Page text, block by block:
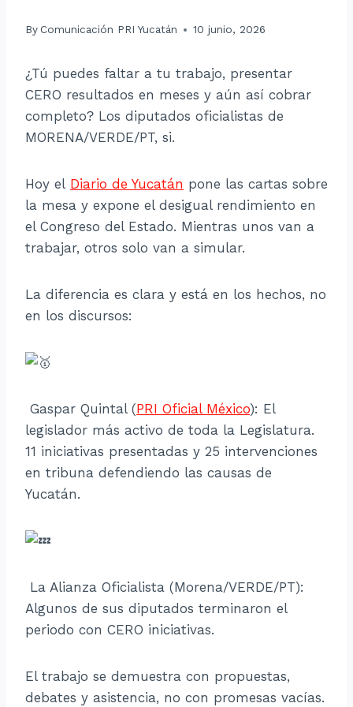
By Comunicación PRI Yucatán 10 junio, 2026
¿Tú puedes faltar a tu trabajo, presentar
CERO resultados en meses y aún así cobrar
completo? Los diputados oficialistas de
MORENA/VERDE/PT, si.
Hoy el Diario de Yucatán pone las cartas sobre
la mesa y expone el desigual rendimiento en
el Congreso del Estado. Mientras unos van a
trabajar, otros solo van a simular.
La diferencia es clara y está en los hechos, no
en los discursos:
Gaspar Quintal (PRI Oficial México): El
legislador más activo de toda la Legislatura.
11 iniciativas presentadas y 25 intervenciones
en tribuna defendiendo las causas de
Yucatán.
La Alianza Oficialista (Morena/VERDE/PT):
Algunos de sus diputados terminaron el
periodo con CERO iniciativas.
El trabajo se demuestra con propuestas,
debates y asistencia, no con promesas vacías.